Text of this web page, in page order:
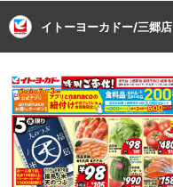
イトーヨーカドー/三郷店